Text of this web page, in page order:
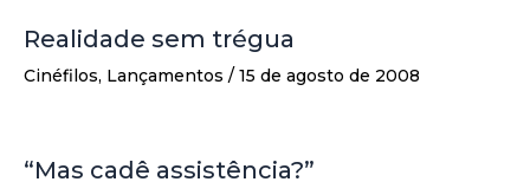
Realidade sem trégua
Cinéfilos, Lançamentos / 15 de agosto de 2008
“Mas cadê assistência?”